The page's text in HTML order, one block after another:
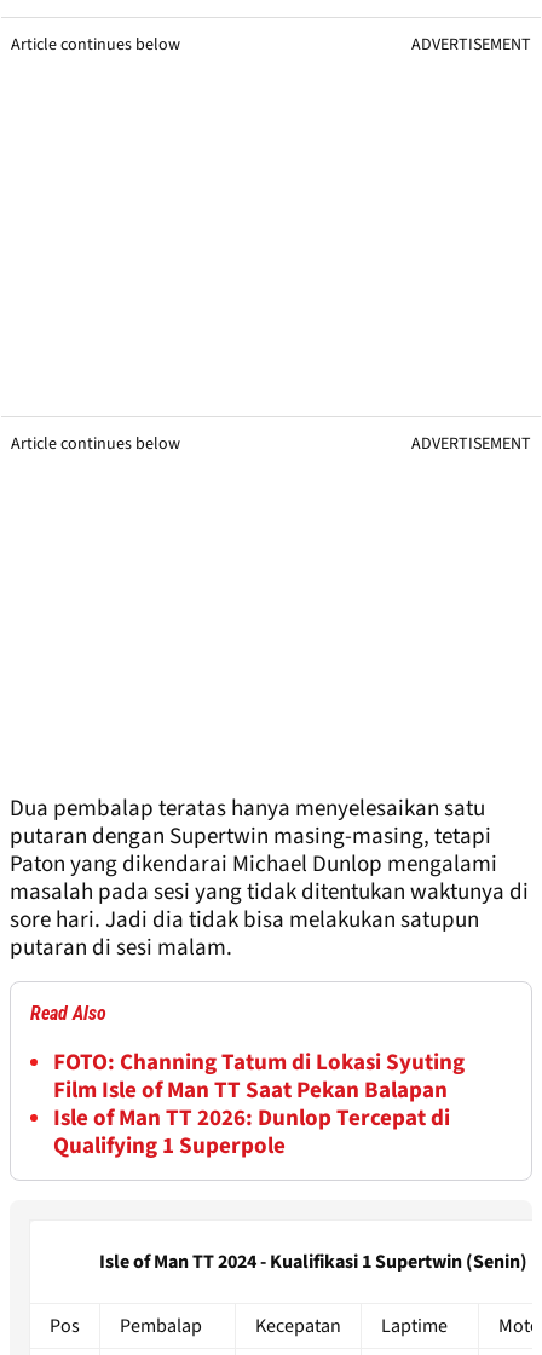
Article continues below ADVERTISEMENT
Article continues below ADVERTISEMENT
Dua pembalap teratas hanya menyelesaikan satu
putaran dengan Supertwin masing-masing, tetapi
Paton yang dikendarai Michael Dunlop mengalami
masalah pada sesi yang tidak ditentukan waktunya di
sore hari. Jadi dia tidak bisa melakukan satupun
putaran di sesi malam.
Read Also
FOTO: Channing Tatum di Lokasi Syuting
Film Isle of Man TT Saat Pekan Balapan
Isle of Man TT 2026: Dunlop Tercepat di
Qualifying 1 Superpole
Isle of Man TT 2024 - Kualifikasi 1 Supertwin (Senin)
Pos Pembalap Kecepatan Laptime